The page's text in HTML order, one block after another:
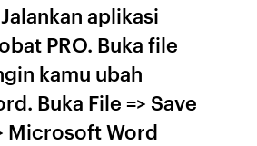
aplikasi
PRO. Buka file
kamu ubah
Buka File => Save
Microsoft Word